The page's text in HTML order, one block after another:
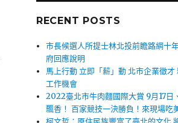
RECENT POSTS
市長候選人所提士林北投前瞻路網十
府回應說明
馬上行動 立即「薪」動 北市企業徵才
工作機會
2022臺北市牛肉麵國際大賞 9月17日
飄香！ 百家競技一決勝負！來現場吃